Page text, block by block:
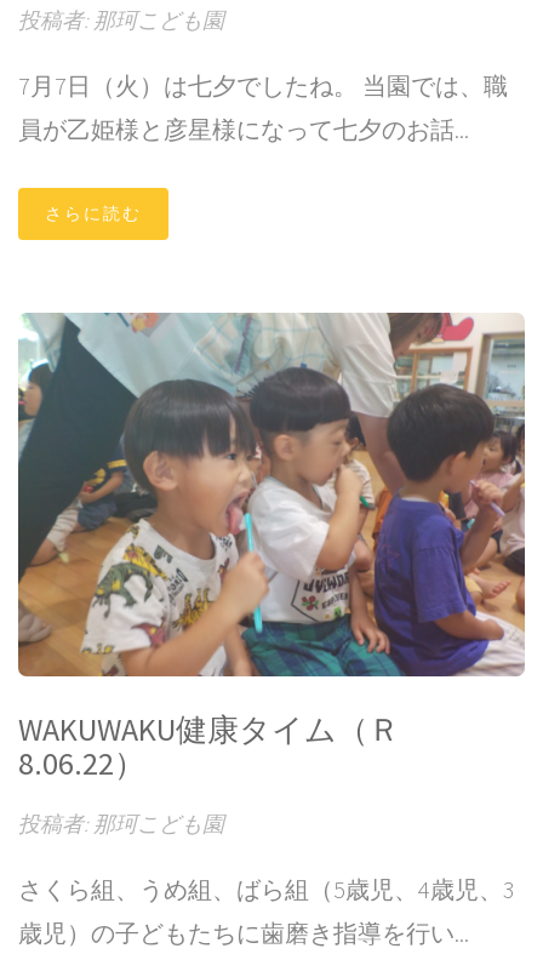
投稿者: 那珂こども園
7月7日（火）は七夕でしたね。 当園では、職
員が乙姫様と彦星様になって七夕のお話...
さらに読む
WAKUWAKU健康タイム（Ｒ
8.06.22）
投稿者: 那珂こども園
さくら組、うめ組、ばら組（5歳児、4歳児、3
歳児）の子どもたちに歯磨き指導を行い...